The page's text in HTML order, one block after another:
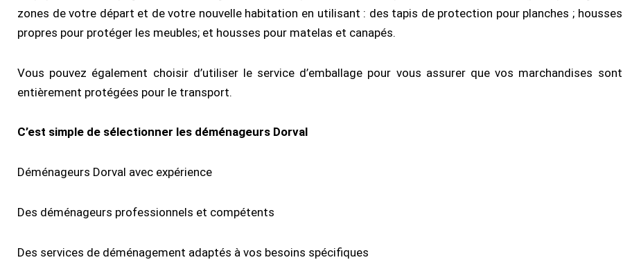
zones de votre départ et de votre nouvelle habitation en utilisant : des tapis de protection pour planches ; housses
propres pour protéger les meubles; et housses pour matelas et canapés.
Vous pouvez également choisir d’utiliser le service d’emballage pour vous assurer que vos marchandises sont
entièrement protégées pour le transport.
C’est simple de sélectionner les déménageurs Dorval
Déménageurs Dorval avec expérience
Des déménageurs professionnels et compétents
Des services de déménagement adaptés à vos besoins spécifiques